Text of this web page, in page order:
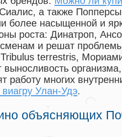
а также
более насыщенной и
роста: Динатроп,
и решат
Tribulus terrestris,
работу многих
Улан-Удэ.
объясняющих